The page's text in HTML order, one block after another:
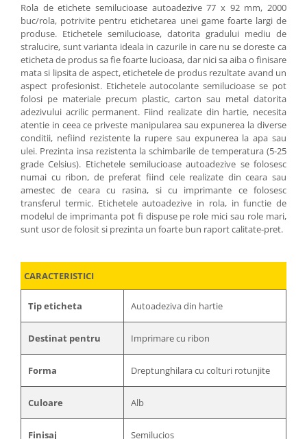
Rola de etichete semilucioase autoadezive 77 x 92 mm, 2000
buc/rola, potrivite pentru etichetarea unei game foarte largi de
produse. Etichetele semilucioase, datorita gradului mediu de
stralucire, sunt varianta ideala in cazurile in care nu se doreste ca
eticheta de produs sa fie foarte lucioasa, dar nici sa aiba o finisare
mata si lipsita de aspect, etichetele de produs rezultate avand un
aspect profesionist. Etichetele autocolante semilucioase se pot
folosi pe materiale precum plastic, carton sau metal datorita
adezivului acrilic permanent. Fiind realizate din hartie, necesita
atentie in ceea ce priveste manipularea sau expunerea la diverse
conditii, nefiind rezistente la rupere sau expunerea la apa sau
ulei. Prezinta insa rezistenta la schimbarile de temperatura (5-25
grade Celsius). Etichetele semilucioase autoadezive se folosesc
numai cu ribon, de preferat fiind cele realizate din ceara sau
amestec de ceara cu rasina, si cu imprimante ce folosesc
transferul termic. Etichetele autoadezive in rola, in functie de
modelul de imprimanta pot fi dispuse pe role mici sau role mari,
sunt usor de folosit si prezinta un foarte bun raport calitate-pret.
CARACTERISTICI
Tip eticheta Autoadeziva din hartie
Destinat pentru Imprimare cu ribon
Forma Dreptunghilara cu colturi rotunjite
Culoare Alb
Finisaj Semilucios